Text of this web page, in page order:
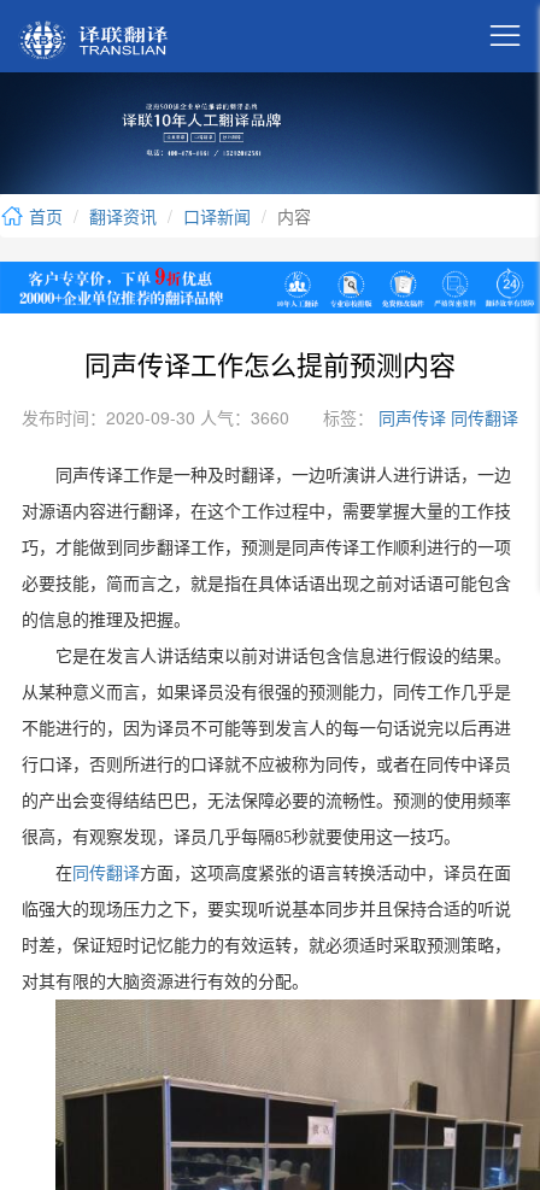

首页 翻译资讯 口译新闻 内容
同声传译工作怎么提前预测内容
发布时间：2020-09-30 人气：3660 标签： 同声传译 同传翻译
同声传译工作是一种及时翻译，一边听演讲人进行讲话，一边
对源语内容进行翻译，在这个工作过程中，需要掌握大量的工作技
巧，才能做到同步翻译工作，预测是同声传译工作顺利进行的一项
必要技能，简而言之，就是指在具体话语出现之前对话语可能包含
的信息的推理及把握。
它是在发言人讲话结束以前对讲话包含信息进行假设的结果。
从某种意义而言，如果译员没有很强的预测能力，同传工作几乎是
不能进行的，因为译员不可能等到发言人的每一句话说完以后再进
行口译，否则所进行的口译就不应被称为同传，或者在同传中译员
的产出会变得结结巴巴，无法保障必要的流畅性。预测的使用频率
很高，有观察发现，译员几乎每隔85秒就要使用这一技巧。
在同传翻译方面，这项高度紧张的语言转换活动中，译员在面
临强大的现场压力之下，要实现听说基本同步并且保持合适的听说
时差，保证短时记忆能力的有效运转，就必须适时采取预测策略，
对其有限的大脑资源进行有效的分配。